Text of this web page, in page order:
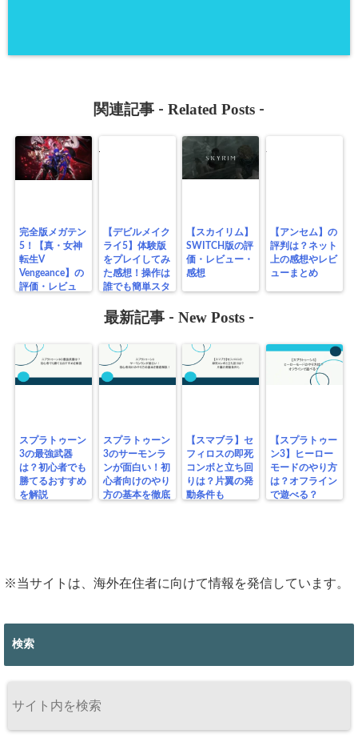
関連記事 - Related Posts -
完全版メガテン
5！【真・女神
転生V
Vengeance】の
評価・レビュ
【デビルメイク
ライ5】体験版
をプレイしてみ
た感想！操作は
誰でも簡単スタ
【スカイリム】
SWITCH版の評
価・レビュー・
感想
【アンセム】の
評判は？ネット
上の感想やレビ
ューまとめ
最新記事 - New Posts -
スプラトゥーン
3の最強武器
は？初心者でも
勝てるおすすめ
を解説
スプラトゥーン
3のサーモンラ
ンが面白い！初
心者向けのやり
方の基本を徹底
【スマブラ】セ
フィロスの即死
コンボと立ち回
りは？片翼の発
動条件も
【スプラトゥー
ン3】ヒーロー
モードのやり方
は？オフライン
で遊べる？
※当サイトは、海外在住者に向けて情報を発信しています。
検索